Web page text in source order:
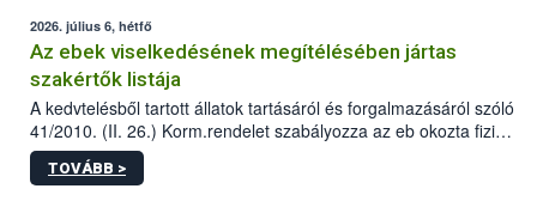
2026. július 6, hétfő
Az ebek viselkedésének megítélésében jártas
szakértők listája
A kedvtelésből tartott állatok tartásáról és forgalmazásáról szóló
41/2010. (II. 26.) Korm.rendelet szabályozza az eb okozta fizikai
sérülés, illetve ennek veszélye keletkezésekor felmerülő
hatósági feladatokat, valamint a veszélyes eb tartását és annak
TOVÁBB >